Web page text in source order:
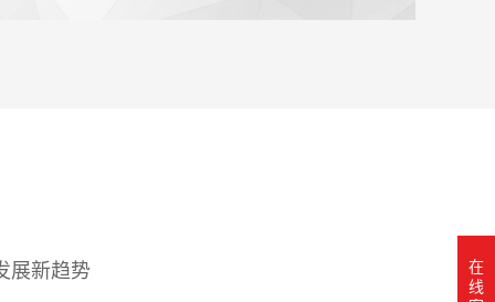
展新趋势
在
线